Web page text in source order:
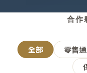
合作
全部 零售